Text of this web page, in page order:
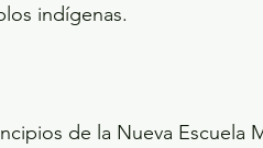
indígenas.
de la Nueva Escuela